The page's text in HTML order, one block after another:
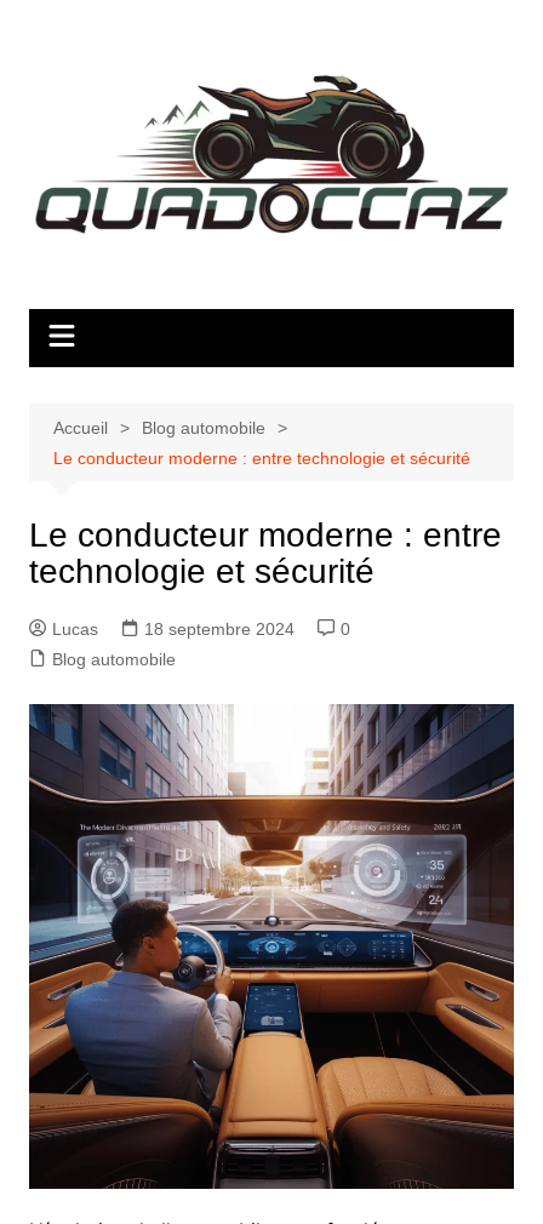
Accueil
Blog automobile
Le conducteur moderne : entre technologie et sécurité
Le conducteur moderne : entre
technologie et sécurité
Lucas 18 septembre 2024
0
Blog automobile